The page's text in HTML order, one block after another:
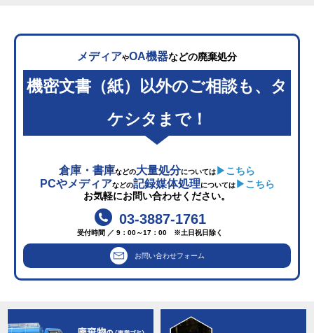
メディアやOA機器などの廃棄処分
機密文書（紙）以外のご相談も、タ
ケシタまで！
倉庫・書庫などの大量処分については ▶こちら
PCやメディアなどの記録媒体処理については▶こちら
お気軽にお問い合わせください。
03-3887-1761
受付時間 ／ 9：00～17：00 ※土日祝日除く
お問い合わせフォーム